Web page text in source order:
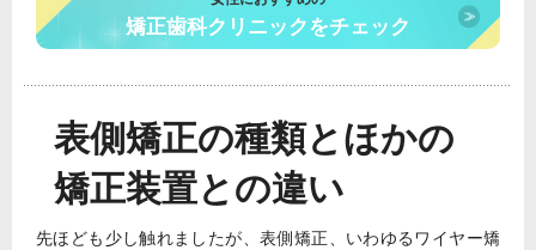
矯正歯科クリニックをチェック
表側矯正の種類とほかの
矯正装置との違い
先ほども少し触れましたが、表側矯正、いわゆるワイヤー矯